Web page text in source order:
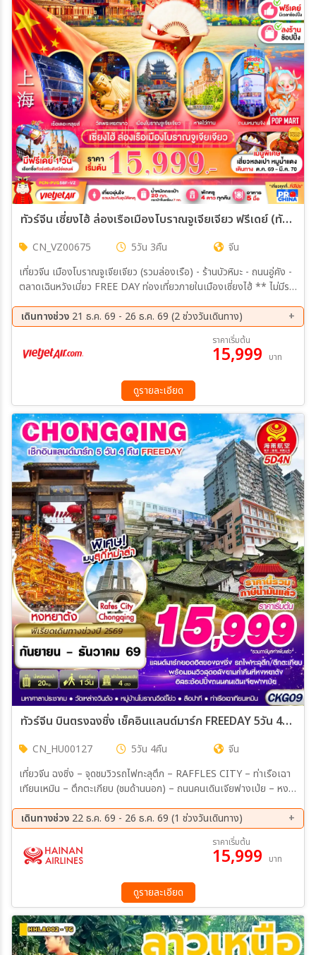
ทัวร์จีน เซี่ยงไฮ้ ล่องเรือเมืองโบราณจูเจียเจียว ฟรีเดย์ (ทัวร์ลงร้าน) 5วัน 3คืน (VZ)
CN_VZ00675 5วัน 3คืน
จีน
เที่ยวจีน เมืองโบราณจูเจียเจียว (รวมล่องเรือ) - ร้านบัวหิมะ - ถนนอู่คัง -
ตลาดเฉินหวังเมี่ยว FREE DAY ท่องเที่ยวภายในเมืองเซี่ยงไฮ้ ** ไม่มีรถ
DisneyLand (8 ท่านขึ้นไปมีรถรับ-ส่ง) ร้านหยก - วัดพระหยกขาว –
อาคารพันไม้ - Starbucks Reserve – เรือหรู The Loius Shanghai -
หอไข่มุก (ผ่านชม) – หาดไว่ทาน - ถนนหนานกิง + ช้อปปิ้ง Pop Mart –
เข้าสู่สนามบิน
เดินทางช่วง 21 ธ.ค. 69 - 26 ธ.ค. 69 (2 ช่วงวันเดินทาง)
22 ธ.ค. 69 - 26 ธ.ค. 69
ราคาเริ่มต้น
15,999 บาท
ดูรายละเอียด
ทัวร์จีน บินตรงฉงชิ่ง เช็คอินแลนด์มาร์ก FREEDAY 5วัน 4คืน (HU)
CN_HU00127 5วัน 4คืน
จีน
เที่ยวจีน ฉงชิ่ง – จุดชมวิวรถไฟทะลุตึก – RAFFLES CITY – ท่าเรือเฉา
เทียนเหมิน – ตึกตะเกียบ (ชมด้านนอก) – ถนนคนเดินเจียฟางเป่ย – หงห
ต้ง – มหาศาลาประชาคม (ชมด้านนอก) – The Ring Mall
เดินทางช่วง 22 ธ.ค. 69 - 26 ธ.ค. 69 (1 ช่วงวันเดินทาง)
ราคาเริ่มต้น
15,999 บาท
ดูรายละเอียด